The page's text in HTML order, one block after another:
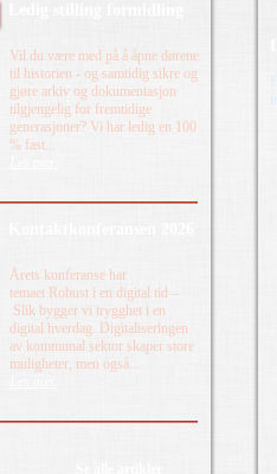
Vil du være med på å åpne dørene
til historien - og samtidig sikre og
gjøre arkiv og dokumentasjon
tilgjengelig for fremtidige
generasjoner? Vi har ledig en 100
% fast...
Årets konferanse har
temaet Robust i en digital tid –
Slik bygger vi trygghet i en
digital hverdag. Digitaliseringen
av kommunal sektor skaper store
muligheter, men også...